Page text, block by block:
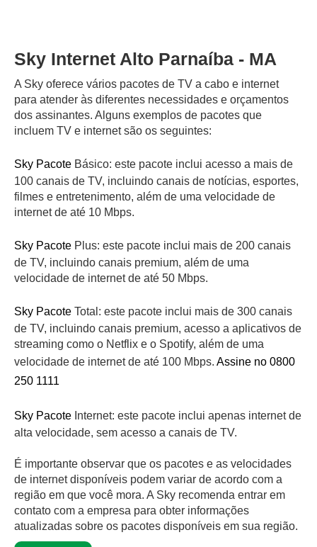
Sky Internet Alto Parnaíba - MA
A Sky oferece vários pacotes de TV a cabo e internet
para atender às diferentes necessidades e orçamentos
dos assinantes. Alguns exemplos de pacotes que
incluem TV e internet são os seguintes:
Sky Pacote Básico: este pacote inclui acesso a mais de
100 canais de TV, incluindo canais de notícias, esportes,
filmes e entretenimento, além de uma velocidade de
internet de até 10 Mbps.
Sky Pacote Plus: este pacote inclui mais de 200 canais
de TV, incluindo canais premium, além de uma
velocidade de internet de até 50 Mbps.
Sky Pacote Total: este pacote inclui mais de 300 canais
de TV, incluindo canais premium, acesso a aplicativos de
streaming como o Netflix e o Spotify, além de uma
velocidade de internet de até 100 Mbps. Assine no 0800
250 1111
Sky Pacote Internet: este pacote inclui apenas internet de
alta velocidade, sem acesso a canais de TV.
É importante observar que os pacotes e as velocidades
de internet disponíveis podem variar de acordo com a
região em que você mora. A Sky recomenda entrar em
contato com a empresa para obter informações
atualizadas sobre os pacotes disponíveis em sua região.